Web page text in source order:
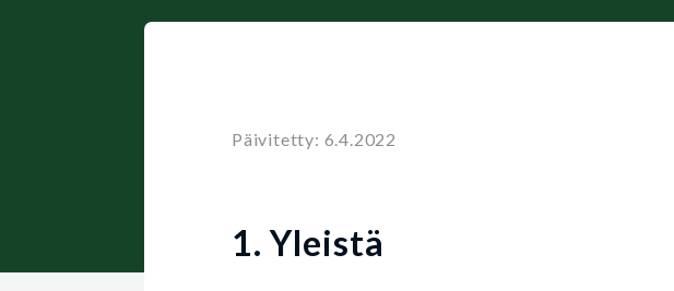
Päivitetty: 6.4.2022
1. Yleistä